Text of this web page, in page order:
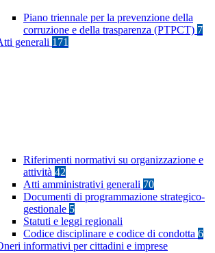
Piano triennale per la prevenzione della
corruzione e della trasparenza (PTPCT) 7
generali 171
Riferimenti normativi su organizzazione e
attività 42
Atti amministrativi generali 70
Documenti di programmazione strategico-
gestionale 5
Statuti e leggi regionali
Codice disciplinare e codice di condotta 6
informativi per cittadini e imprese